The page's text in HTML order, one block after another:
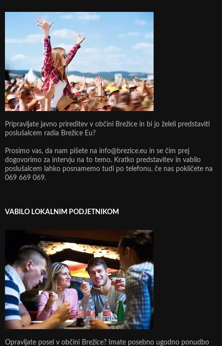
Pripravljate javno prireditev v občini Brežice in bi jo želeli predstaviti
poslušalcem radia Brežice Eu?
Prosimo vas, da nam pišete na info@brezice.eu in se čim prej
dogovorimo za intervju na to temo. Kratko predstavitev in vabilo
poslušalcem lahko posnamemo tudi po telefonu, če nas pokličete na
069 669 069.
VABILO LOKALNIM PODJETNIKOM
Opravljate posel v občini Brežice? Imate posebno ugodno ponudbo